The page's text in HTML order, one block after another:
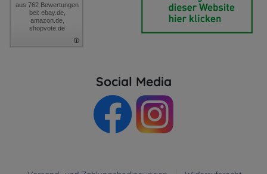
aus 762 Bewertungen
bei: ebay.de,
amazon.de,
shopvote.de
Social Media